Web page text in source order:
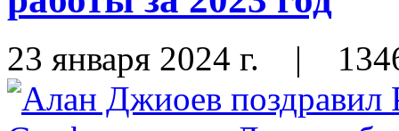
23 января 2024 г. |